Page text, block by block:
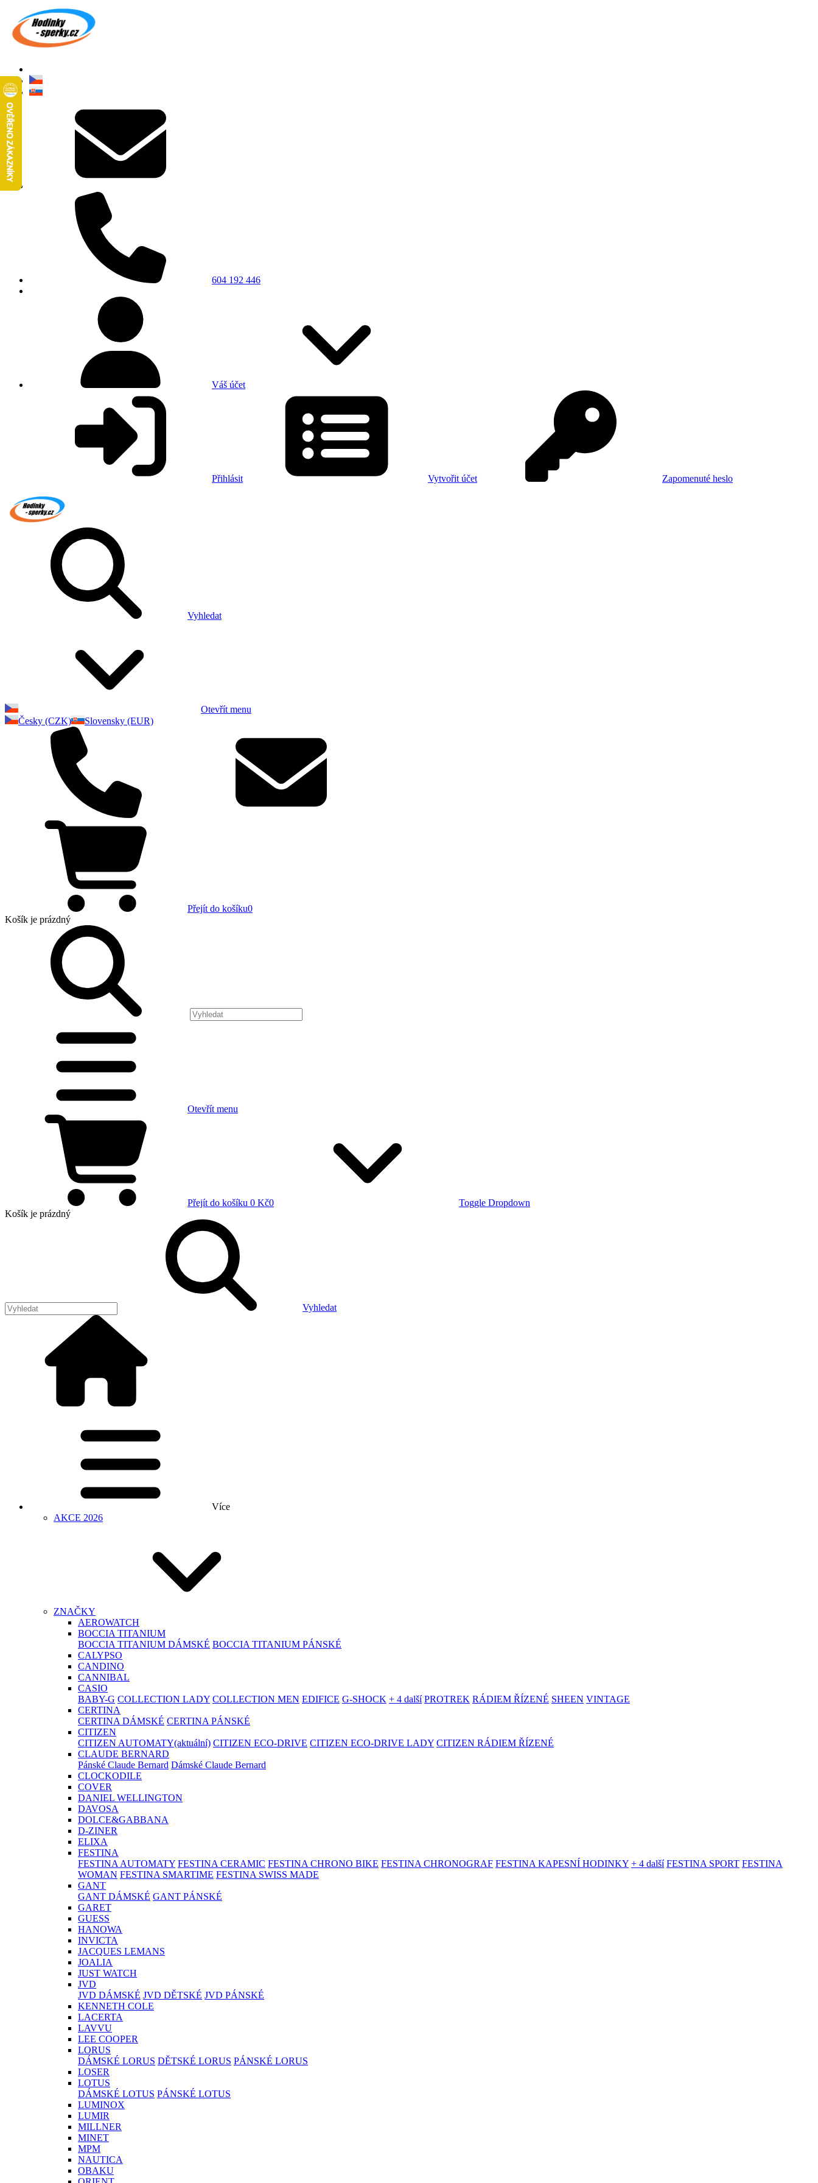
604 192 446
Váš účet
Přihlásit Vytvořit účet Zapomenuté heslo
Vyhledat
Otevřít menu
Česky (CZK)
Slovensky (EUR)
Přejít do košíku0
Košík je prázdný
Otevřít menu
Přejít do košíku 0 Kč0
Toggle Dropdown
Košík je prázdný
Vyhledat
Více
AKCE 2026
ZNAČKY
AEROWATCH
BOCCIA TITANIUM
BOCCIA TITANIUM DÁMSKÉ BOCCIA TITANIUM PÁNSKÉ
CALYPSO
CANDINO
CANNIBAL
CASIO
BABY-G COLLECTION LADY COLLECTION MEN EDIFICE G-SHOCK + 4 další PROTREK RÁDIEM ŘÍZENÉ SHEEN VINTAGE
CERTINA
CERTINA DÁMSKÉ CERTINA PÁNSKÉ
CITIZEN
CITIZEN AUTOMATY(aktuální) CITIZEN ECO-DRIVE CITIZEN ECO-DRIVE LADY CITIZEN RÁDIEM ŘÍZENÉ
CLAUDE BERNARD
Pánské Claude Bernard Dámské Claude Bernard
CLOCKODILE
COVER
DANIEL WELLINGTON
DAVOSA
DOLCE&GABBANA
D-ZINER
ELIXA
FESTINA
FESTINA AUTOMATY FESTINA CERAMIC FESTINA CHRONO BIKE FESTINA CHRONOGRAF FESTINA KAPESNÍ HODINKY + 4 další FESTINA SPORT FESTINA
WOMAN FESTINA SMARTIME FESTINA SWISS MADE
GANT
GANT DÁMSKÉ GANT PÁNSKÉ
GARET
GUESS
HANOWA
INVICTA
JACQUES LEMANS
JOALIA
JUST WATCH
JVD
JVD DÁMSKÉ JVD DĚTSKÉ JVD PÁNSKÉ
KENNETH COLE
LACERTA
LAVVU
LEE COOPER
LORUS
DÁMSKÉ LORUS DĚTSKÉ LORUS PÁNSKÉ LORUS
LOSER
LOTUS
DÁMSKÉ LOTUS PÁNSKÉ LOTUS
LUMINOX
LUMIR
MILLNER
MINET
MPM
NAUTICA
OBAKU